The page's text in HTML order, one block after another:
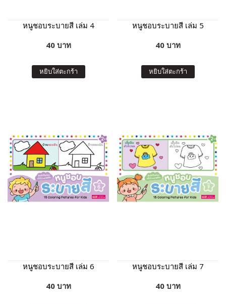
หนูชอบระบายสี เล่ม 4
40 บาท
หยิบใส่ตะกร้า
หนูชอบระบายสี เล่ม 5
40 บาท
หยิบใส่ตะกร้า
หนูชอบระบายสี เล่ม 6
40 บาท
หนูชอบระบายสี เล่ม 7
40 บาท